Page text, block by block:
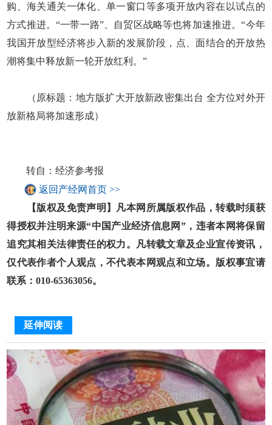
购、海关通关一体化、单一窗口等多项开放内容在以试点的
方式推进。“一带一路”、自贸区战略等也将加速推进。“今年
我国开放型经济将步入新的发展阶段，点、面结合的开放热
潮将集中释放新一轮开放红利。”
（原标题：地方版扩大开放新政密集出台 全方位对外开
放新格局将加速形成）
转自：经济参考报
返回产经网首页 >>
【版权及免责声明】凡本网所属版权作品，转载时须获
得授权并注明来源“中国产业经济信息网”，违者本网将保留
追究其相关法律责任的权力。凡转载文章及企业宣传资讯，
仅代表作者个人观点，不代表本网观点和立场。版权事宜请
联系：010-65363056。
延伸阅读